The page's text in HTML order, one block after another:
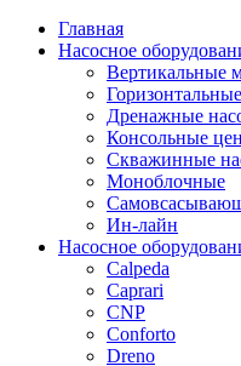
Главная
Насосное
Вертикальные
Дренажные
Консольные
Скважинные
Моноблочные
Ин-лайн
Насосное
Calpeda
Caprari
CNP
Conforto
Dreno